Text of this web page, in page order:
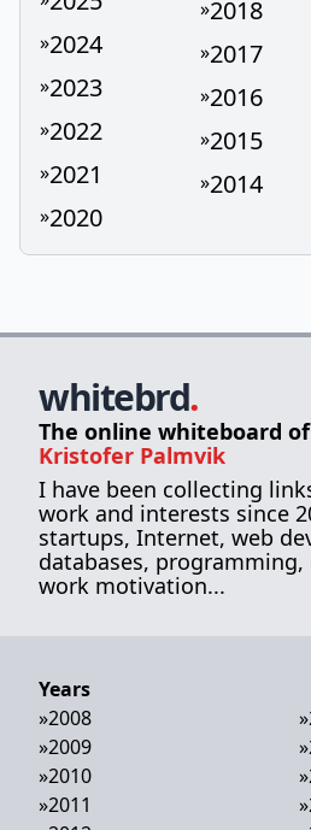
»2024
»2023
»2022
»2021
»2020
»2018
»2017
»2016
»2015
»2014
whitebrd.
The online whiteboard of
Kristofer Palmvik
I have been collecting
work and interests since
startups, Internet, web
databases,
work motivation...
Years
»2008
»2009
»2010
»2011
»
»
»
»